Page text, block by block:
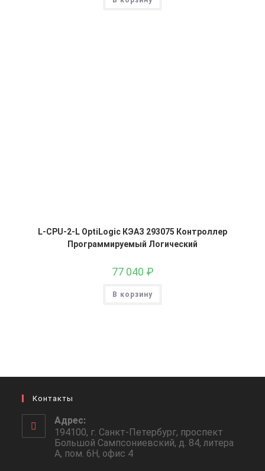
L-CPU-2-L OptiLogic КЭАЗ 293075 Контроллер
Программируемый Логический
77 040 ₽
В корзину
Контакты
Адрес:
194100, г. Санкт-Петербург, проспект
Большой Сампсониевский, д. 84, литера
А, пом. 6Н, офис 4